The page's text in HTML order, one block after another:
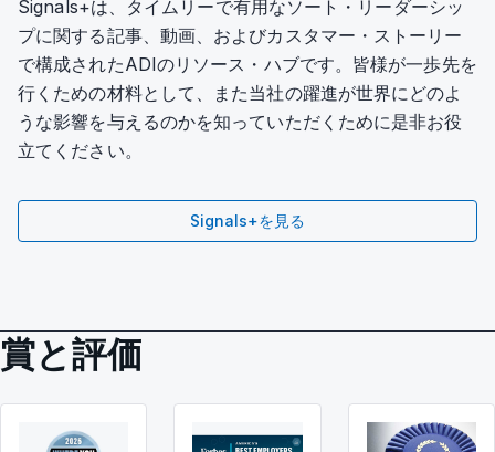
Signals+は、タイムリーで有用なソート・リーダーシッ
プに関する記事、動画、およびカスタマー・ストーリー
で構成されたADIのリソース・ハブです。皆様が一歩先を
行くための材料として、また当社の躍進が世界にどのよ
うな影響を与えるのかを知っていただくために是非お役
立てください。
Signals+を見る
賞と評価